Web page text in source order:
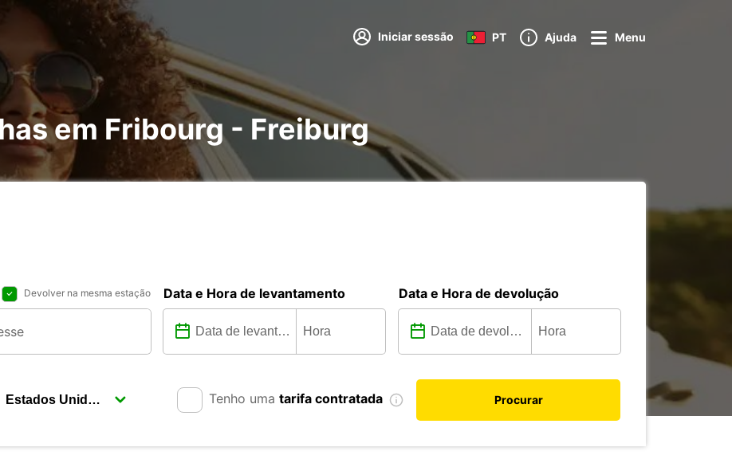
Iniciar sessão PT Ajuda Menu
em Fribourg - Freiburg
Devolver na mesma estação Data e Hora de levantamento Data e Hora de devolução
Tenho uma tarifa contratada Procurar